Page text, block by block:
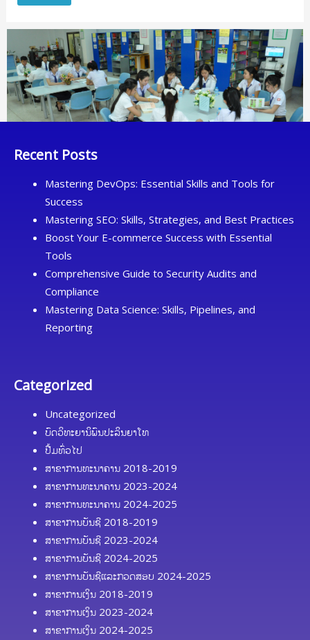
Recent Posts
Mastering DevOps: Essential Skills and Tools for
Success
Mastering SEO: Skills, Strategies, and Best Practices
Boost Your E-commerce Success with Essential
Tools
Comprehensive Guide to Security Audits and
Compliance
Mastering Data Science: Skills, Pipelines, and
Reporting
Categorized
Uncategorized
ບົດວິທະຍານິພົນປະລິນຍາໂທ
ປື້ມທົ່ວໄປ
ສາຂາການທະນາຄານ 2018-2019
ສາຂາການທະນາຄານ 2023-2024
ສາຂາການທະນາຄານ 2024-2025
ສາຂາການບັນຊີ 2018-2019
ສາຂາການບັນຊີ 2023-2024
ສາຂາການບັນຊີ 2024-2025
ສາຂາການບັນຊີແລະກວດສອບ 2024-2025
ສາຂາການເງິນ 2018-2019
ສາຂາການເງິນ 2023-2024
ສາຂາການເງິນ 2024-2025